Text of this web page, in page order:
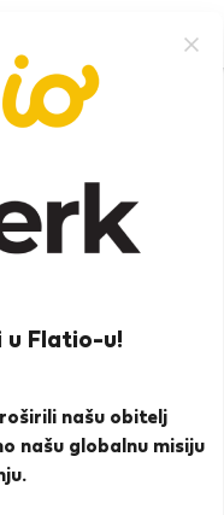
u Flatio-u!
našu obitelj
našu globalnu misiju